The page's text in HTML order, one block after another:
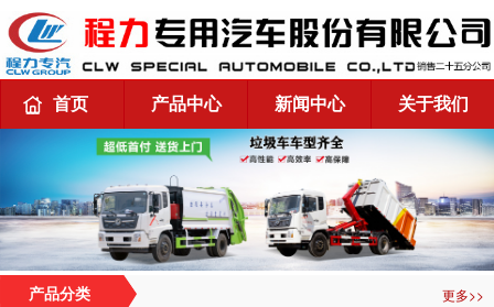
首页 产品中心 新闻中心 关于我们
产品分类 更多>>